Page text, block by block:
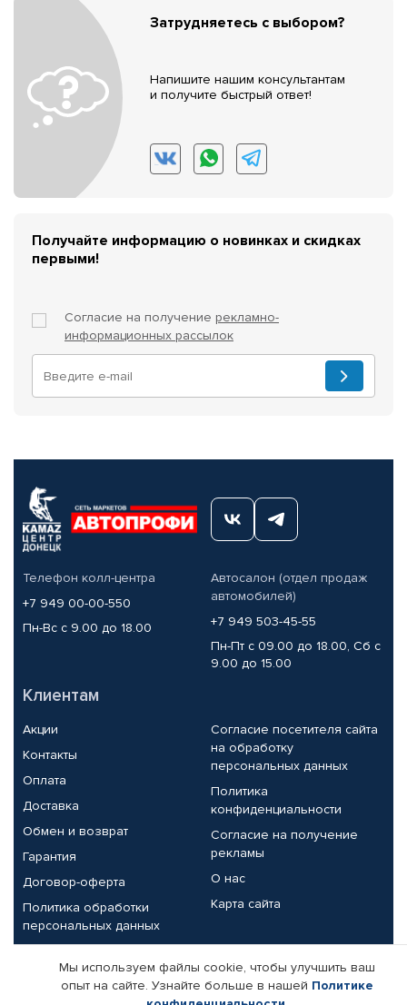
Затрудняетесь с выбором?
Напишите нашим консультантам
и получите быстрый ответ!
Получайте информацию о новинках и скидках
первыми!
Согласие на получение рекламно-
информационных рассылок
Телефон колл-центра
+7 949 00-00-550
Пн-Вс с 9.00 до 18.00
Автосалон (отдел продаж
автомобилей)
+7 949 503-45-55
Пн-Пт с 09.00 до 18.00, Сб с
9.00 до 15.00
Клиентам
Акции
Контакты
Оплата
Доставка
Обмен и возврат
Гарантия
Договор-оферта
Политика обработки
персональных данных
Согласие посетителя сайта
на обработку
персональных данных
Политика
конфиденциальности
Согласие на получение
рекламы
О нас
Карта сайта
Партнерам
Корпоративным клиентам Реквизиты компании
Мы используем файлы cookie, чтобы улучшить ваш
опыт на сайте. Узнайте больше в нашей Политике